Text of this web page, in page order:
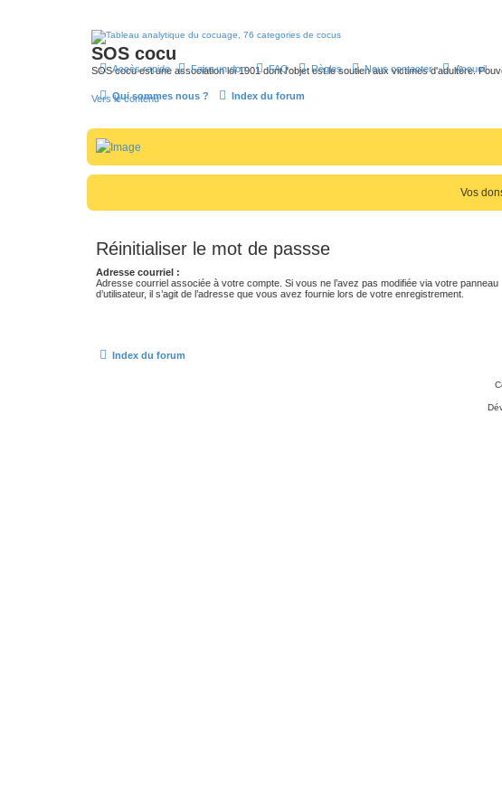
SOS cocu
SOS cocu est une association loi 1901 dont l'objet est le soutien aux victimes d'adultère.
Vers le contenu
Accès rapide Faire un don FAQ Règles Nous contacter Accueil
Qui sommes nous ? Index du forum
Vos
Réinitialiser le mot de passse
Adresse courriel :
Adresse courriel associée à votre compte. Si vous ne l’avez pas modifiée via votre panneau
d’utilisateur, il s’agit de l’adresse que vous avez fournie lors de votre enregistrement.
Index du forum